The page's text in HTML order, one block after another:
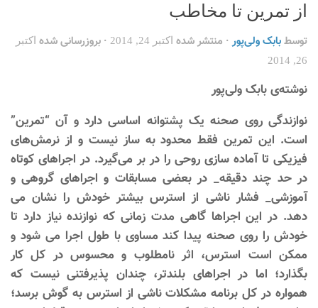
از تمرین تا مخاطب
توسطبابک ولی‌پور · منتشر شده اکتبر 24, 2014 · بروزرسانی شده اکتبر
26, 2014
نوشته‌ی بابک ولی‌پور
نوازندگی روی صحنه یک پشتوانه اساسی دارد و آن “تمرین”
است. این تمرین فقط محدود به ساز نیست و از نرمش‌های
فیزیکی تا آماده سازی روحی را در بر می‌گیرد. در اجراهای کوتاه
در حد چند دقیقه_ در بعضی مسابقات و اجراهای گروهی و
آموزشی_ فشار ناشی از استرس بیشتر خودش را نشان می
دهد. در این اجراها گاهی مدت زمانی که نوازنده نیاز دارد تا
خودش را روی صحنه پیدا کند مساوی با طول اجرا می شود و
ممکن است استرس، اثر نامطلوب و محسوس در کل کار
بگذارد؛ اما در اجراهای بلندتر، چندان پذیرفتنی نیست که
همواره در کل برنامه مشکلات ناشی از استرس به گوش برسد؛